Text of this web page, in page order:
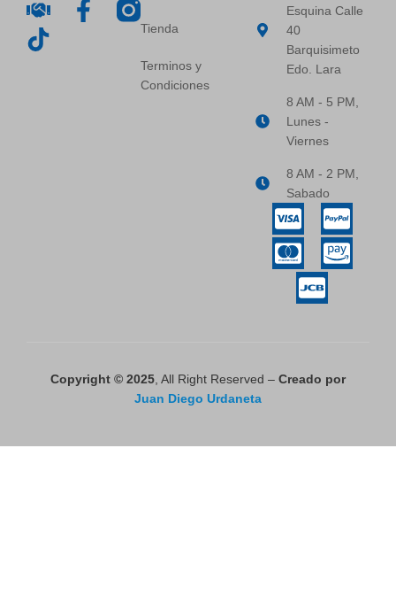
Tienda
Terminos y
Condiciones
Esquina Calle
40
Barquisimeto
Edo. Lara
8 AM - 5 PM,
Lunes -
Viernes
8 AM - 2 PM,
Sabado
Copyright © 2025, All Right Reserved – Creado por
Juan Diego Urdaneta